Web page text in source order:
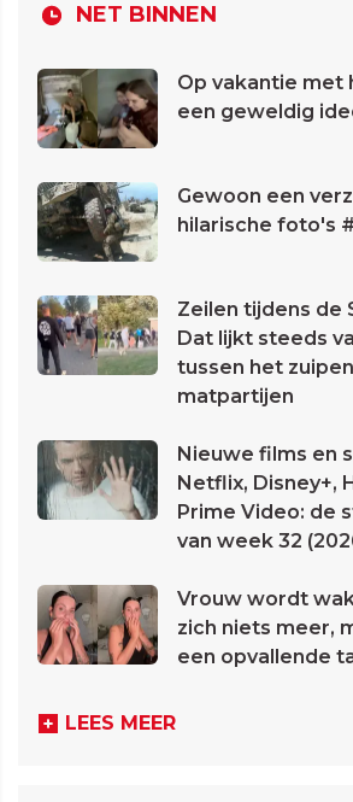
NET BINNEN
Op vakantie met
een geweldig
Gewoon een
hilarische foto's
Zeilen tijdens de
Dat lijkt steeds
tussen het
matpartijen
Nieuwe films en
Netflix, Disney+,
Prime Video: de
van week 32
Vrouw wordt
zich niets meer,
een opvallende
LEES MEER